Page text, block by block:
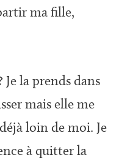
ma fille,
Je la prends dans
mais elle me
loin de moi. Je
à quitter la